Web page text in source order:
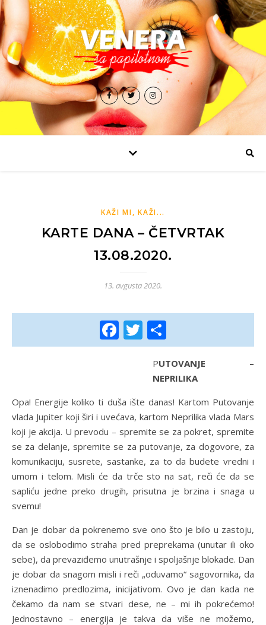
KAŽI MI, KAŽI...
KARTE DANA – ČETVRTAK
13.08.2020.
13. avgusta 2020.
Facebook
Twitter
PUTOVANJE –
NEPRILIKA
Opa! Energije koliko ti duša ište danas! Kartom Putovanje
vlada Jupiter koji širi i uvećava, kartom Neprilika vlada Mars
koji je akcija. U prevodu – spremite se za pokret, spremite
se za delanje, spremite se za putovanje, za dogovore, za
komunikaciju, susrete, sastanke, za to da budete vredni i
umom i telom. Misli će da trče sto na sat, reči će da se
sapliću jedne preko drugih, prisutna je brzina i snaga u
svemu!
Dan je dobar da pokrenemo sve ono što je bilo u zastoju,
da se oslobodimo straha pred preprekama (unutar ili oko
sebe), da prevaziđemo unutrašnje i spoljašnje blokade. Dan
je dobar da snagom misli i reči „oduvamo“ sagovornika, da
iznenadimo predlozima, inicijativom. Ovo je dan kada ne
čekamo da nam se stvari dese, ne – mi ih pokrećemo!
Jednostavno – energija je takva da više ne možemo,